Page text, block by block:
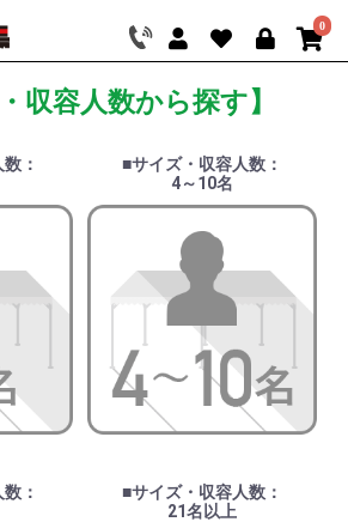
0
収容人数から探す】
：
■サイズ・収容人数：
4～10名
：
■サイズ・収容人数：
21名以上